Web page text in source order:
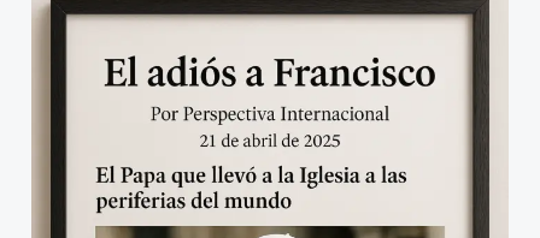
Francisco